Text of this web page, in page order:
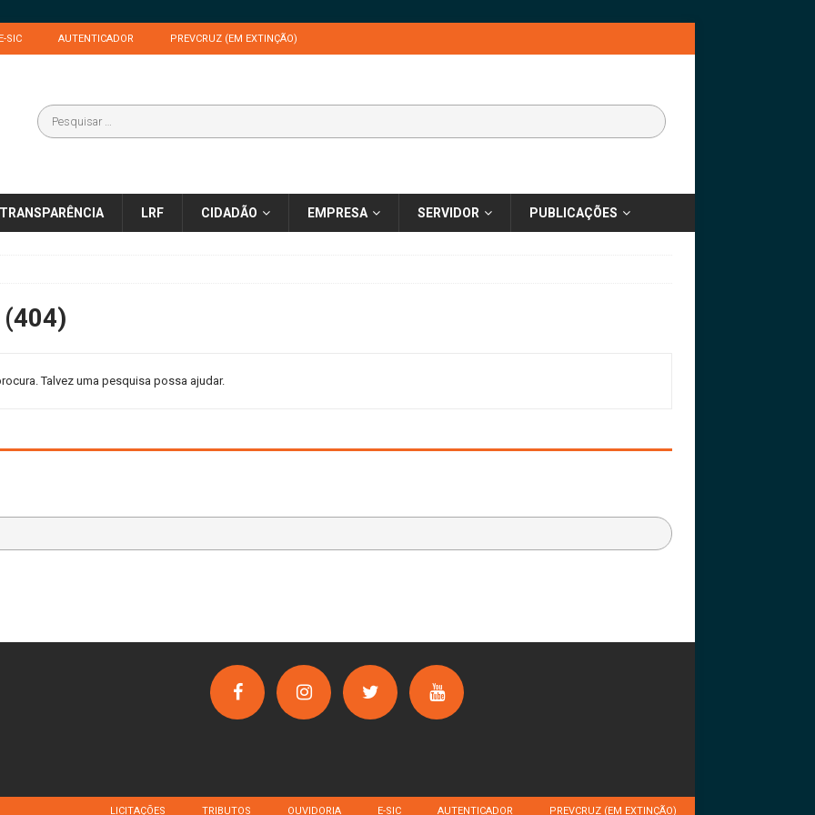
SIC AUTENTICADOR PREVCRUZ (EM EXTINÇÃO)
TRANSPARÊNCIA LRF CIDADÃO EMPRESA SERVIDOR PUBLICAÇÕES
Talvez uma pesquisa possa ajudar.
LICITAÇÕES TRIBUTOS OUVIDORIA E-SIC AUTENTICADOR PREVCRUZ (EM EXTINÇÃO)